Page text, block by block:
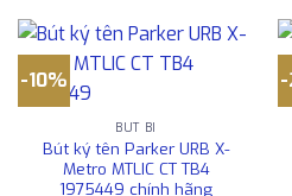
-10%
BÚT BI
Bút ký tên Parker URB X-
Metro MTLIC CT TB4
1975449 chính hãng
-